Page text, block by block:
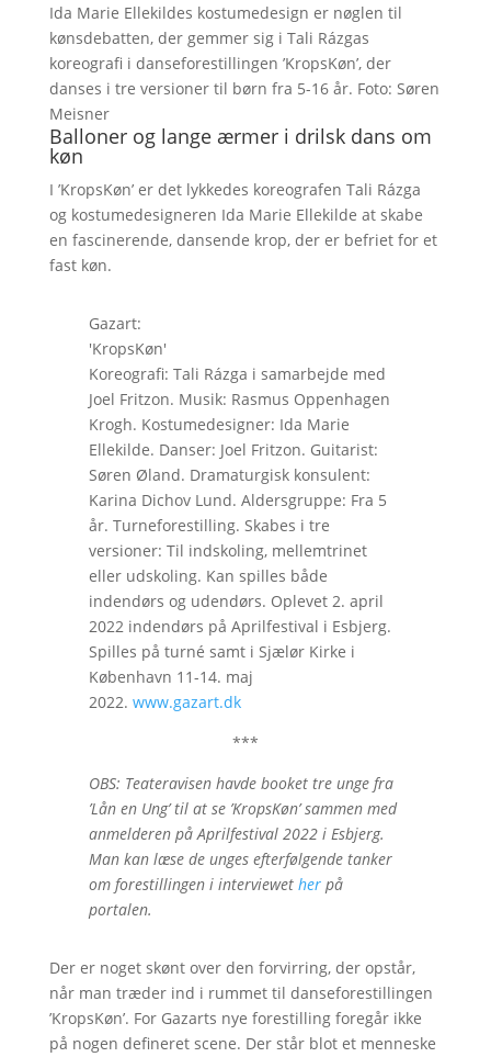
Ida Marie Ellekildes kostumedesign er nøglen til
kønsdebatten, der gemmer sig i Tali Rázgas
koreografi i danseforestillingen ’KropsKøn’, der
danses i tre versioner til børn fra 5-16 år. Foto: Søren
Meisner
Balloner og lange ærmer i drilsk dans om
køn
I ’KropsKøn’ er det lykkedes koreografen Tali Rázga
og kostumedesigneren Ida Marie Ellekilde at skabe
en fascinerende, dansende krop, der er befriet for et
fast køn.
Gazart:
'KropsKøn'
Koreografi: Tali Rázga i samarbejde med
Joel Fritzon. Musik: Rasmus Oppenhagen
Krogh. Kostumedesigner: Ida Marie
Ellekilde. Danser: Joel Fritzon. Guitarist:
Søren Øland. Dramaturgisk konsulent:
Karina Dichov Lund. Aldersgruppe: Fra 5
år. Turneforestilling. Skabes i tre
versioner: Til indskoling, mellemtrinet
eller udskoling. Kan spilles både
indendørs og udendørs. Oplevet 2. april
2022 indendørs på Aprilfestival i Esbjerg.
Spilles på turné samt i Sjælør Kirke i
København 11-14. maj
2022. www.gazart.dk
***
OBS: Teateravisen havde booket tre unge fra
’Lån en Ung’ til at se ’KropsKøn’ sammen med
anmelderen på Aprilfestival 2022 i Esbjerg.
Man kan læse de unges efterfølgende tanker
om forestillingen i interviewet her på
portalen.
Der er noget skønt over den forvirring, der opstår,
når man træder ind i rummet til danseforestillingen
’KropsKøn’. For Gazarts nye forestilling foregår ikke
på nogen defineret scene. Der står blot et menneske